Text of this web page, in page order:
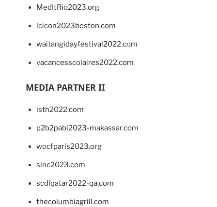
MedItRio2023.org
lcicon2023boston.com
waitangidayfestival2022.com
vacancesscolaires2022.com
MEDIA PARTNER II
isth2022.com
p2b2pabi2023-makassar.com
wocfparis2023.org
sinc2023.com
scdlqatar2022-qa.com
thecolumbiagrill.com